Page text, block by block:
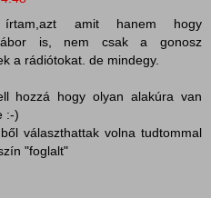
írtam,azt amit hanem hogy
is, nem csak a gonosz
a rádiótokat. de mindegy.
hozzá hogy olyan alakúra van
:-)
választhattak volna tudtommal
"foglalt"